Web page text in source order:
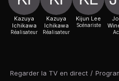
Regarder la TV en direct /
Kazuya
Ichikawa
Réalisateur
Kazuya
Ichikawa
Réalisateur
Kijun Lee
Scénariste